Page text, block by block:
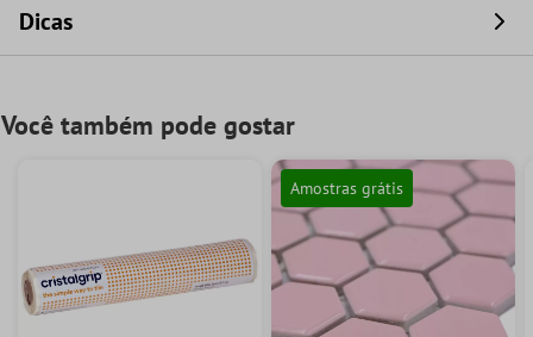
Dicas
Você também pode gostar
Amostras grátis